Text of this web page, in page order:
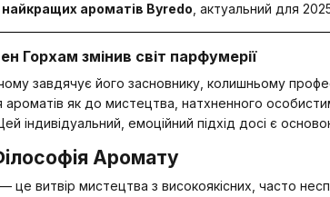
ароматів Byredo , актуальний для
Горхам змінив світ парфумерії
завдячує його засновнику, колишньому
ароматів як до мистецтва, натхненного
індивідуальний, емоційний підхід досі є
Аромату
витвір мистецтва з високоякісних, часто